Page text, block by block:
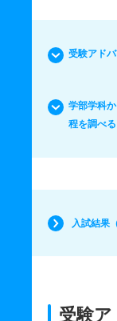
受験アド
学部学科
程を調べる
入試結果
受験